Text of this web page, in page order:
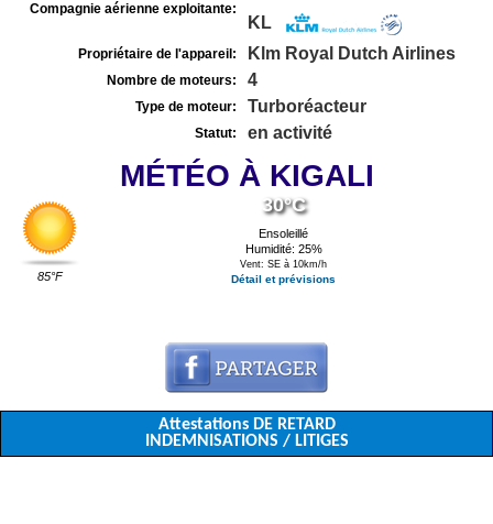
Compagnie aérienne exploitante:
KL
Propriétaire de l'appareil: Klm Royal Dutch Airlines
Nombre de moteurs: 4
Type de moteur: Turboréacteur
Statut: en activité
MÉTÉO À KIGALI
85°F
30°C
Ensoleillé
Humidité: 25%
Vent: SE à 10km/h
Détail et prévisions
Attestations DE RETARD
INDEMNISATIONS / LITIGES